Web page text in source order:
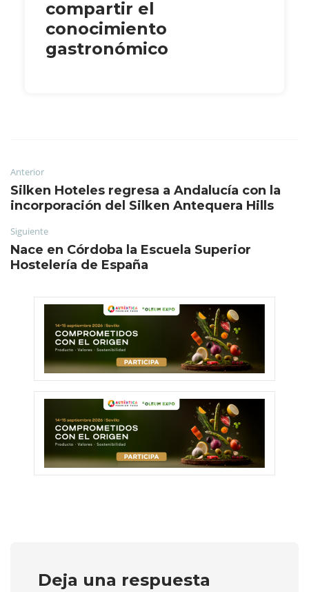
compartir el
conocimiento
gastronómico
Anterior
Silken Hoteles regresa a Andalucía con la
incorporación del Silken Antequera Hills
Siguiente
Nace en Córdoba la Escuela Superior
Hostelería de España
Deja una respuesta